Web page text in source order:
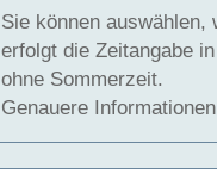
Sie können auswählen,
erfolgt die Zeitangabe
ohne Sommerzeit.
Genauere